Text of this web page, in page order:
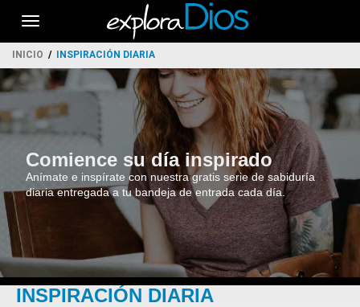
Toggle
navigation
INICIO INSPIRACIÓN DIARIA
Comience su día inspirado
Anímate e inspírate con nuestra gratis serie de sabiduría
diaria entregada a tu bandeja de entrada cada día.
INSPIRACIÓN DIARIA